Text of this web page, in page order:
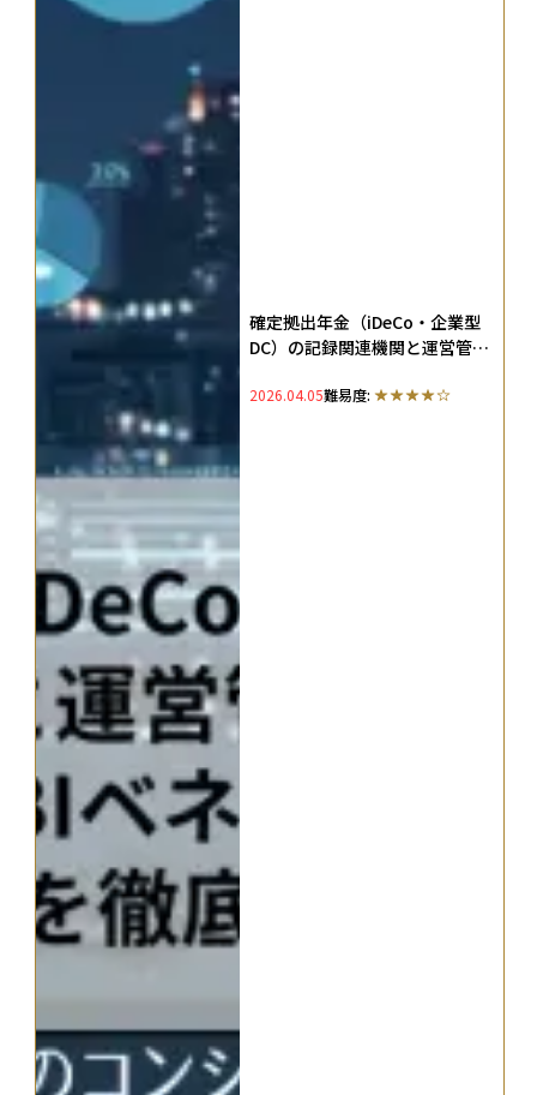
確定拠出年金（iDeCo・企業型
DC）の記録関連機関と運営管理
ットの役割を徹底解説
2026.04.05難易度: